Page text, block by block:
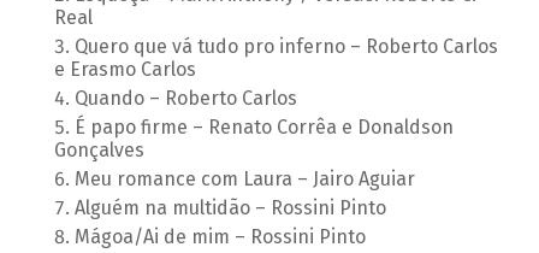
Real
Quero que vá tudo pro inferno – Roberto Carlos
e Erasmo Carlos
Quando – Roberto Carlos
É papo firme – Renato Corrêa e Donaldson
Gonçalves
Meu romance com Laura – Jairo Aguiar
Alguém na multidão – Rossini Pinto
Mágoa/Ai de mim – Rossini Pinto